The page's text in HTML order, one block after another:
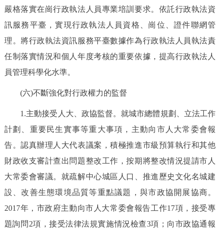
嚴格落實在崗行政執法人員專業培訓要求。依託行政執法資
訊服務平臺，實現行政執法人員資格、崗位、證件聯網管
理。將行政執法資訊服務平臺數據作為行政執法人員執法責
任制落實情況和個人年度考核的重要依據，提高行政執法人
員管理科學化水準。
(六)不斷強化對行政權力的監督
1.主動接受人大、政協監督。就城市總體規劃、立法工作
計劃、重要民生實事等重大事項，主動向市人大常委會報
告。認真辦理人大代表議案，積極推進市級預算執行和其他
財政收支審計查出問題整改工作，按期將整改情況提請市人
大常委會審議。就疏解中心城區人口、推進歷史文化名城建
設、改善生態環境品質等重點議題，與市政協開展協商。
2017年，市政府主動向市人大常委會報告工作17項，接受專
題詢問2項，接受法律法規實施情況檢查3項；向市政協通報